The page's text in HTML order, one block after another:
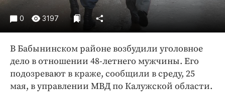
ПРОЕКТЫ
Медиаперсона
Интересное чтиво
Клиника года
0 3197
В Бабынинском районе возбудили уголовное
дело в отношении 48-летнего мужчины. Его
подозревают в краже, сообщили в среду, 25
мая, в управлении МВД по Калужской области.